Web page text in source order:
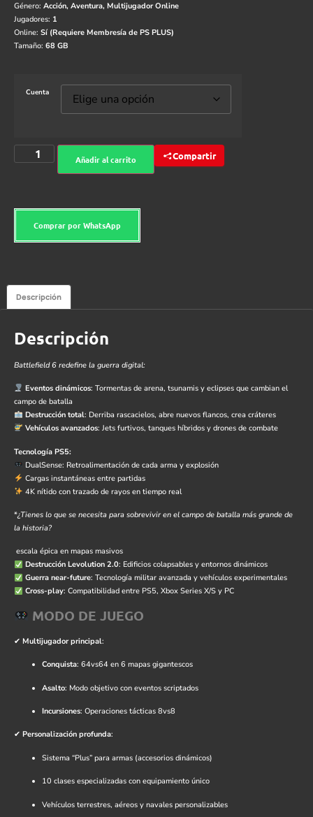
Género: Acción, Aventura, Multijugador Online
Jugadores: 1
Online: Sí (Requiere Membresía de PS PLUS)
Tamaño: 68 GB
Cuenta
Añadir al carrito Compartir
Comprar por WhatsApp
Descripción
Descripción
Battlefield 6 redefine la guerra digital:
Eventos dinámicos: Tormentas de arena, tsunamis y eclipses que cambian el
campo de batalla
Destrucción total: Derriba rascacielos, abre nuevos flancos, crea cráteres
Vehículos avanzados: Jets furtivos, tanques híbridos y drones de combate
Tecnología PS5:
DualSense: Retroalimentación de cada arma y explosión
Cargas instantáneas entre partidas
4K nítido con trazado de rayos en tiempo real
*¿Tienes lo que se necesita para sobrevivir en el campo de batalla más grande de
la historia?
escala épica en mapas masivos
Destrucción Levolution 2.0: Edificios colapsables y entornos dinámicos
Guerra near-future: Tecnología militar avanzada y vehículos experimentales
Cross-play: Compatibilidad entre PS5, Xbox Series X/S y PC
MODO DE JUEGO
✔ Multijugador principal:
Conquista: 64vs64 en 6 mapas gigantescos
Asalto: Modo objetivo con eventos scriptados
Incursiones: Operaciones tácticas 8vs8
✔ Personalización profunda:
Sistema “Plus” para armas (accesorios dinámicos)
10 clases especializadas con equipamiento único
Vehículos terrestres, aéreos y navales personalizables